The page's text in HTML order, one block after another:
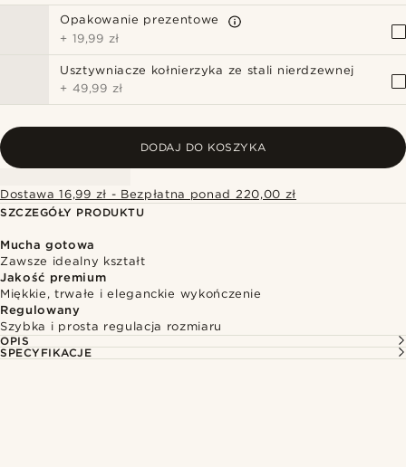
Opakowanie prezentowe
+ 19,99 zł
Usztywniacze kołnierzyka ze stali nierdzewnej
+ 49,99 zł
DODAJ DO KOSZYKA
Dostawa 16,99 zł - Bezpłatna ponad 220,00 zł
SZCZEGÓŁY PRODUKTU
Mucha gotowa
Zawsze idealny kształt
Jakość premium
Miękkie, trwałe i eleganckie wykończenie
Regulowany
Szybka i prosta regulacja rozmiaru
OPIS
SPECYFIKACJE